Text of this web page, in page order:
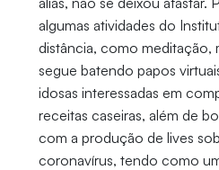
algumas atividades do
distância, como meditação,
segue batendo papos
idosas interessadas em
receitas caseiras, além de
com a produção de lives
coronavírus, tendo como